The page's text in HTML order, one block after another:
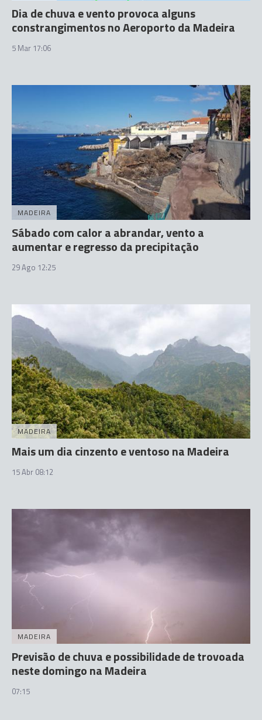
Dia de chuva e vento provoca alguns
constrangimentos no Aeroporto da Madeira
5 Mar 17:06
MADEIRA
Sábado com calor a abrandar, vento a
aumentar e regresso da precipitação
29 Ago 12:25
MADEIRA
Mais um dia cinzento e ventoso na Madeira
15 Abr 08:12
MADEIRA
Previsão de chuva e possibilidade de trovoada
neste domingo na Madeira
07:15